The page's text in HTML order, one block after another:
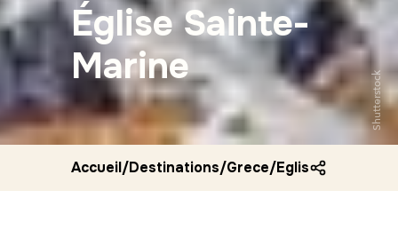
Église Sainte-
Marine
Shutterstock
Accueil/Destinations/Grece/Eglise sainte